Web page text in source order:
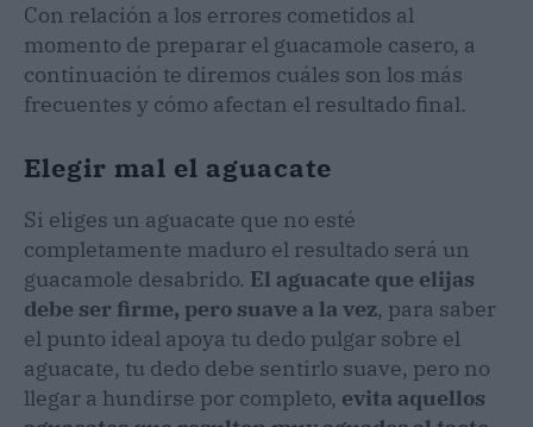
Con relación a los errores cometidos al
momento de preparar el guacamole casero, a
continuación te diremos cuáles son los más
frecuentes y cómo afectan el resultado final.
Elegir mal el aguacate
Si eliges un aguacate que no esté
completamente maduro el resultado será un
guacamole desabrido. El aguacate que elijas
debe ser firme, pero suave a la vez, para saber
el punto ideal apoya tu dedo pulgar sobre el
aguacate, tu dedo debe sentirlo suave, pero no
llegar a hundirse por completo, evita aquellos